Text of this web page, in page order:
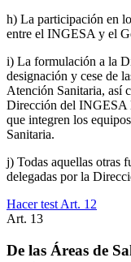
h) La participación en
entre el INGESA y el
i) La formulación a la
designación y cese de
Atención Sanitaria, así
Dirección del INGESA
que integren los
Sanitaria.
j) Todas aquellas otras
delegadas por la
Hacer test Art. 12
Art. 13
De las Áreas de